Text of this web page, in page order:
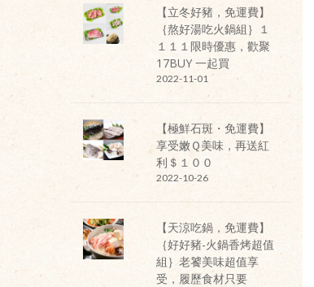
【立冬好豬，免運費】
｛熬好湯吃火鍋組｝１
１１１限時優惠，歡聚
17BUY 一起買
2022-11-01
【極鮮石斑・免運費】
享受嫩Ｑ美味，再送紅
利＄１００
2022-10-26
【天涼吃鍋，免運費】
｛好好豬-火鍋香烤超值
組｝老饕美味超值享
受，履歷食材只要